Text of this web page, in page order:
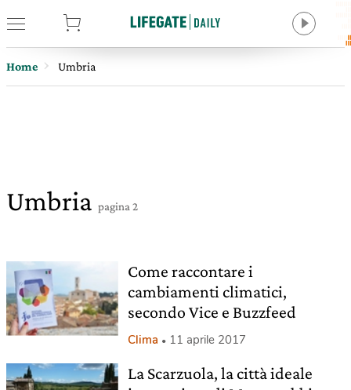
Home Umbria
Umbria pagina 2
Come raccontare i
cambiamenti climatici,
secondo Vice e Buzzfeed
Clima 11 aprile 2017
La Scarzuola, la città ideale